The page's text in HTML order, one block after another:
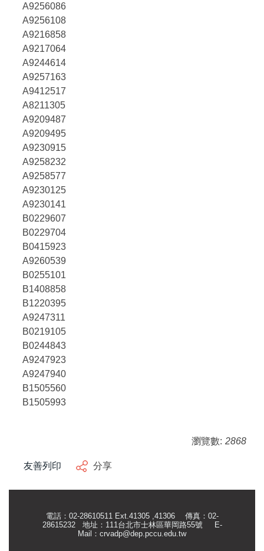
A9256086
A9256108
A9216858
A9217064
A9244614
A9257163
A9412517
A8211305
A9209487
A9209495
A9230915
A9258232
A9258577
A9230125
A9230141
B0229607
B0229704
B0415923
A9260539
B0255101
B1408858
B1220395
A9247311
B0219105
B0244843
A9247923
A9247940
B1505560
B1505993
瀏覽數: 2868
友善列印 分享
電話：02-28610511 Ext.41305 ,41306 傳真：02-
28615232 地址：111台北市士林區華岡路55號
E-
Mail： crvadp@dep.pccu.edu.tw